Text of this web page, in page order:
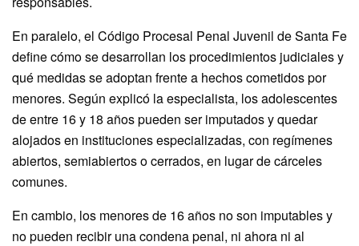
En paralelo, el Código Procesal Penal Juvenil de Santa Fe
define cómo se desarrollan los procedimientos judiciales y
qué medidas se adoptan frente a hechos cometidos por
menores. Según explicó la especialista, los adolescentes
de entre 16 y 18 años pueden ser imputados y quedar
alojados en instituciones especializadas, con regímenes
abiertos, semiabiertos o cerrados, en lugar de cárceles
comunes.
En cambio, los menores de 16 años no son imputables y
no pueden recibir una condena penal, ni ahora ni al